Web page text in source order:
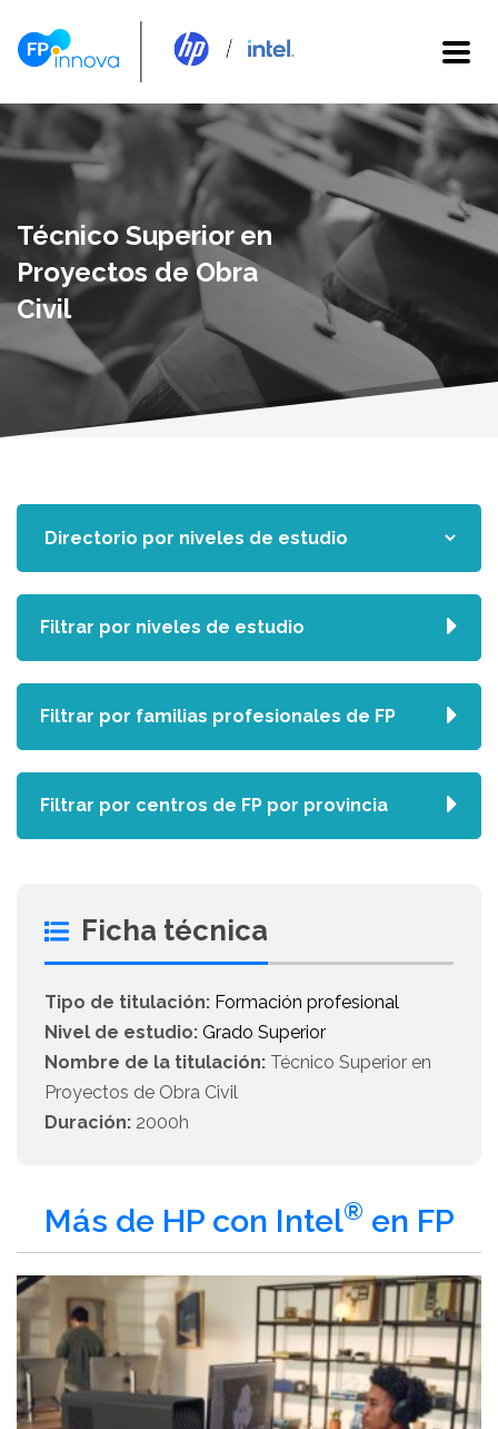
Técnico Superior en
Proyectos de Obra
Civil
Ficha técnica
Tipo de titulación: Formación profesional
Nivel de estudio: Grado Superior
Nombre de la titulación: Técnico Superior en
Proyectos de Obra Civil
Duración: 2000h
Más de HP con Intel® en FP
Filtrar por niveles de estudio
Filtrar por familias profesionales de FP
Filtrar por centros de FP por provincia